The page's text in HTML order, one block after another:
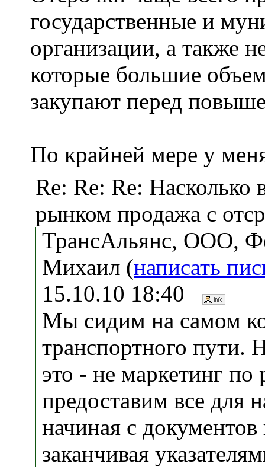
государственные и
организации, а также
которые большие
закупают перед
По крайней мере у
Re: Re: Re: Насколько
рынком продажа с
ТрансАльянс, ООО,
Михаил (написать
15.10.10 18:40
Мы сидим на самом
транспортного пути.
это - не маркетинг по
предоставим все для
начиная с
заканчивая